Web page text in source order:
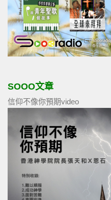
SOOO文章
信仰不像你預期video